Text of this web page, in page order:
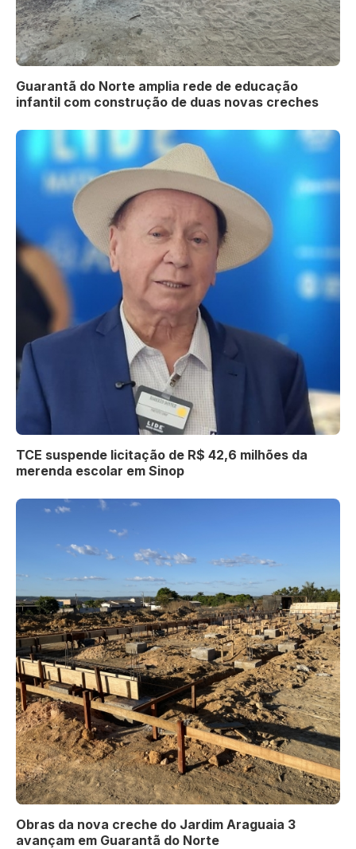
Guarantã do Norte amplia rede de educação
infantil com construção de duas novas creches
TCE suspende licitação de R$ 42,6 milhões da
merenda escolar em Sinop
Obras da nova creche do Jardim Araguaia 3
avançam em Guarantã do Norte